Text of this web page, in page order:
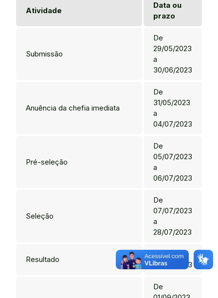
Atividade
Data ou
prazo
Submissão
De
29/05/2023
a
30/06/2023
Anuência da chefia imediata
De
31/05/2023
a
04/07/2023
Pré-seleção
De
05/07/2023
a
06/07/2023
Seleção
De
07/07/2023
a
28/07/2023
Resultado
A partir de
04/08/2023
De